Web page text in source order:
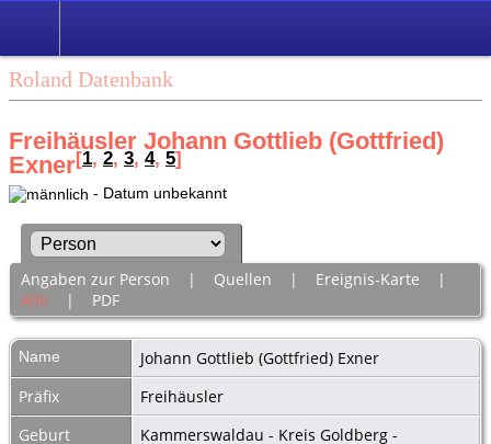
Roland Datenbank
Freihäusler Johann Gottlieb (Gottfried)
Exner[1, 2, 3, 4, 5]
- Datum unbekannt
Angaben zur Person | Quellen | Ereignis-Karte |
Alle | PDF
Name Johann Gottlieb (Gottfried) Exner
Präfix
Freihäusler
Geburt
Kammerswaldau - Kreis Goldberg -